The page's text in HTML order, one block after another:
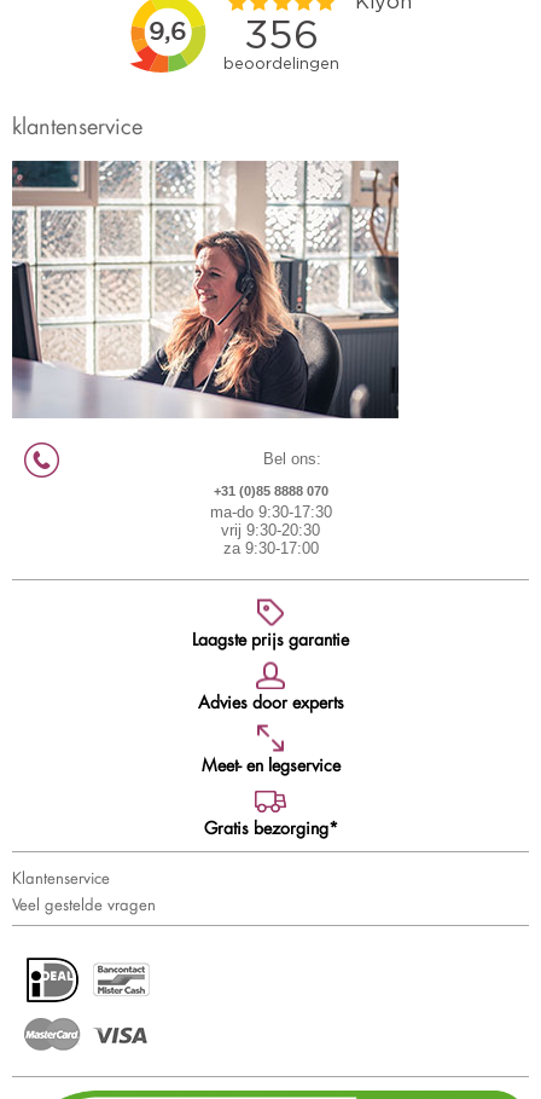
klantenservice
Bel ons:
+31 (0)85 8888 070
ma-do 9:30-17:30
vrij 9:30-20:30
za 9:30-17:00
Laagste prijs garantie
Advies door experts
Meet- en legservice
Gratis bezorging*
Klantenservice
Veel gestelde vragen